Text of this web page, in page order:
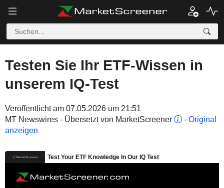
Testen Sie Ihr ETF-Wissen in
unserem IQ-Test
Veröffentlicht am 07.05.2026 um 21:51
MT Newswires - Übersetzt von MarketScreener
- Original
anzeigen